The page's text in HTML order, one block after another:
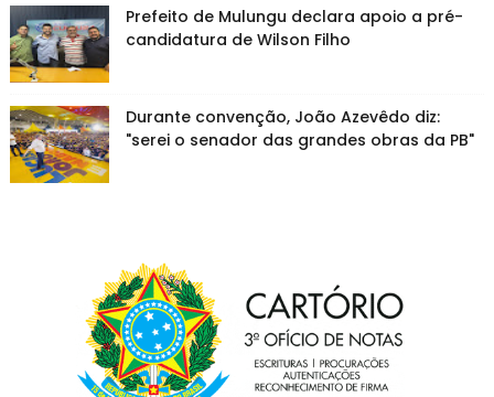
Prefeito de Mulungu declara apoio a pré-
candidatura de Wilson Filho
Durante convenção, João Azevêdo diz:
"serei o senador das grandes obras da PB"